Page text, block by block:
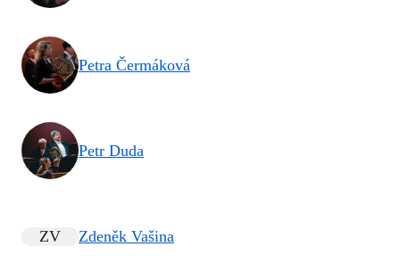
Petra Čermáková
Petr Duda
ZV Zdeněk Vašina